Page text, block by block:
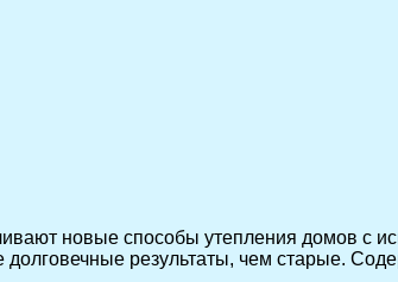
новые способы утепления домов с
результаты, чем старые.